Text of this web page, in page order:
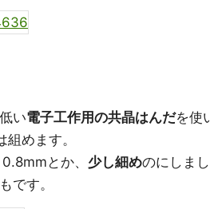
い電子工作用の共晶はんだを使
めます。
とか、 少し細めのにしま
です。